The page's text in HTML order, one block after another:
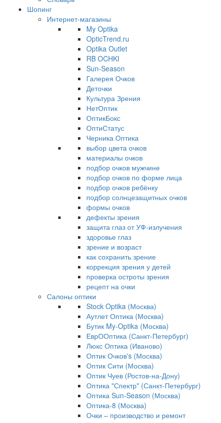
Шопинг
Интернет-магазины
My Optika
OpticTrend.ru
Optika Outlet
RB OCHKI
Sun-Season
Галерея Очков
Деточки
Культура Зрения
НетОптик
ОптикБокс
ОптиСтатус
Черника Оптика
выбор цвета очков
материалы очков
подбор очков мужчине
подбор очков по форме лица
подбор очков ребёнку
подбор солнцезащитных очков
формы очков
дефекты зрения
защита глаз от УФ-излучения
здоровье глаз
зрение и возраст
как сохранить зрение
коррекция зрения у детей
проверка остроты зрения
рецепт на очки
Салоны оптики
Stock Optika (Москва)
Аутлет Оптика (Москва)
Бутик My-Optika (Москва)
ЕврООптика (Санкт-Петербург)
Люкс Оптика (Иваново)
Оптик Очков's (Москва)
Оптик Сити (Москва)
Оптик Чуев (Ростов-на-Дону)
Оптика "Спектр" (Санкт-Петербург)
Оптика Sun-Season (Москва)
Оптика-8 (Москва)
Очки – производство и ремонт